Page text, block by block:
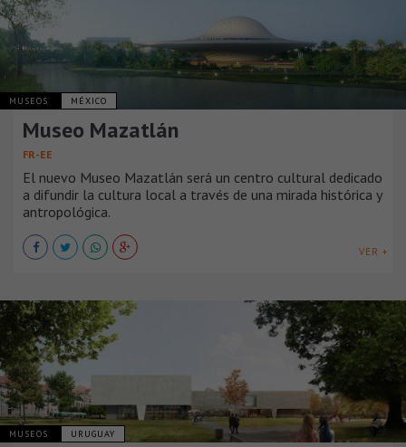
MUSEOS MÉXICO
Museo Mazatlán
FR-EE
El nuevo Museo Mazatlán será un centro cultural dedicado
a difundir la cultura local a través de una mirada histórica y
antropológica.
VER +
MUSEOS URUGUAY